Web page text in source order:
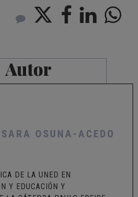
Autor
SARA OSUNA-ACEDO
DE LA UNED EN
Y EDUCACIÓN Y